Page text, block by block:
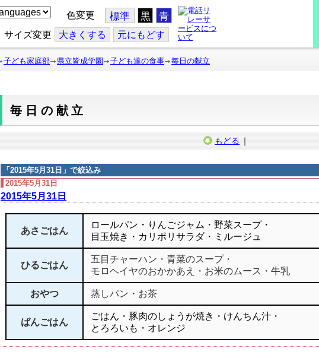
色変更 標準 黒 青
サイズ変更 大きくする 元にもどす
子ども家庭部 県立皆成学園 子ども達の食事 毎日の献立
毎日の献立
もどる ｜
「 2015年5月31日 」で絞込み
2015年5月31日
2015年5月31日
あさごはん
ロールパン・りんごジャム・野菜スープ・
目玉焼き・カリポリサラダ・ミルージュ
ひるごはん
五目チャーハン・青菜のスープ・
モロヘイヤのおかかあえ・お米のムース・牛乳
おやつ 蒸しパン・お茶
ばんごはん
ごはん・豚肉のしょうが焼き・けんちん汁・
とろろいも・オレンジ